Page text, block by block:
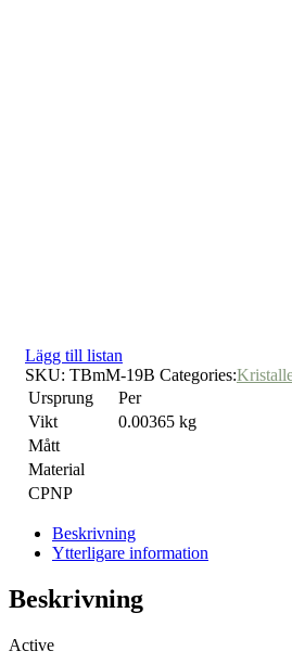
Lägg till listan
SKU: TBmM-19B Categories:
Ursprung
Per
Vikt
0.00365 kg
Mått
Material
CPNP
Beskrivning
Ytterligare information
Beskrivning
Active